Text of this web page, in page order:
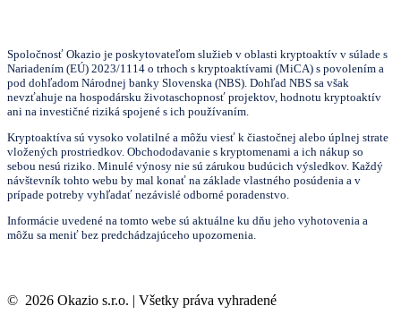
Spoločnosť Okazio je poskytovateľom služieb v oblasti kryptoaktív v súlade s
Nariadením (EÚ) 2023/1114 o trhoch s kryptoaktívami (MiCA) s povolením a
pod dohľadom Národnej banky Slovenska (NBS). Dohľad NBS sa však
nevzťahuje na hospodársku životaschopnosť projektov, hodnotu kryptoaktív
ani na investičné riziká spojené s ich používaním.
Kryptoaktíva sú vysoko volatilné a môžu viesť k čiastočnej alebo úplnej strate
vložených prostriedkov. Obchododavanie s kryptomenami a ich nákup so
sebou nesú riziko. Minulé výnosy nie sú zárukou budúcich výsledkov. Každý
návštevník tohto webu by mal konať na základe vlastného posúdenia a v
prípade potreby vyhľadať nezávislé odborné poradenstvo.
Informácie uvedené na tomto webe sú aktuálne ku dňu jeho vyhotovenia a
môžu sa meniť bez predchádzajúceho upozornenia.
© 2026 Okazio s.r.o. | Všetky práva vyhradené